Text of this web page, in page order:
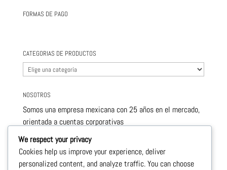
FORMAS DE PAGO
CATEGORIAS DE PRODUCTOS
NOSOTROS
Somos una empresa mexicana con 25 años en el mercado,
orientada a cuentas corporativas
este nivel de servicio nos permite ofrecerle , productos de
calidad y con precios sumamente competitivos.
Le llevamos a la puerta de su negocio todos los
We respect your privacy
Cookies help us improve your experience, deliver
personalized content, and analyze traffic. You can choose